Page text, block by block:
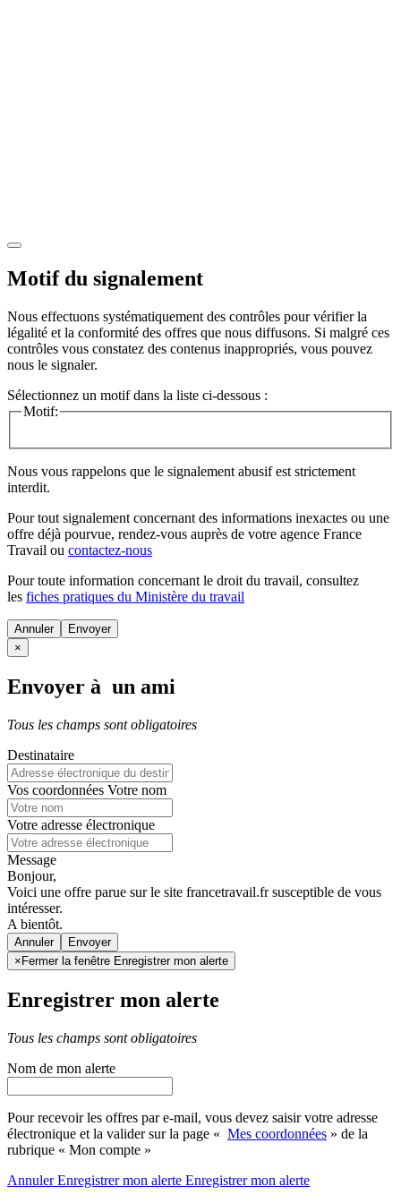
Motif du signalement
Nous effectuons systématiquement des contrôles pour vérifier la
légalité et la conformité des offres que nous diffusons. Si malgré ces
contrôles vous constatez des contenus inappropriés, vous pouvez
nous le signaler.
Sélectionnez un motif dans la liste ci-dessous :
Motif:
Nous vous rappelons que le signalement abusif est strictement
interdit.
Pour tout signalement concernant des informations inexactes ou une
offre déjà pourvue, rendez-vous auprès de votre agence France
Travail ou contactez-nous
Pour toute information concernant le droit du travail, consultez
les fiches pratiques du Ministère du travail
Annuler
×
Envoyer à un ami
Tous les champs sont obligatoires
Destinataire
Vos coordonnées Votre nom
Votre adresse électronique
Message
Bonjour,
Voici une offre parue sur le site francetravail.fr susceptible de vous
intéresser.
A bientôt.
Annuler
× Fermer la fenêtre Enregistrer mon alerte
Enregistrer mon alerte
Tous les champs sont obligatoires
Nom de mon alerte
Pour recevoir les offres par e-mail, vous devez saisir votre adresse
électronique et la valider sur la page « Mes coordonnées » de la
rubrique « Mon compte »
AnnulerEnregistrer mon alerte Enregistrermon alerte